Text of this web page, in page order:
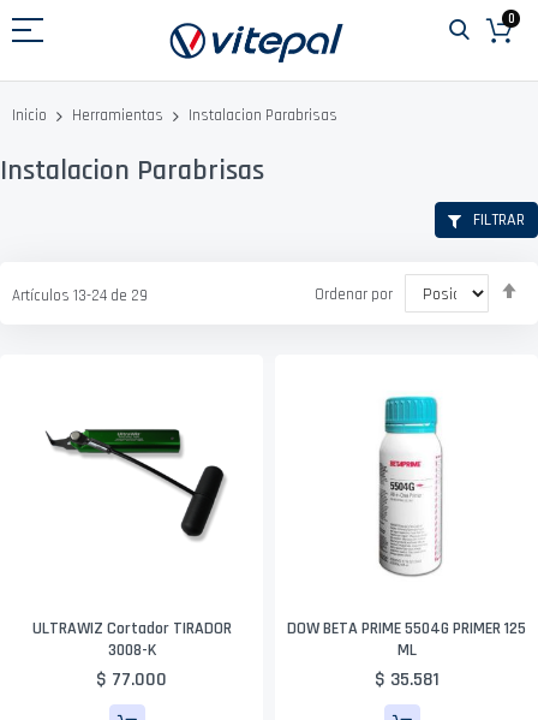
al
0
Inicio Herramientas Instalacion Parabrisas
Instalacion Parabrisas
Artículos 13-24 de 29 Ordenar por
ULTRAWIZ Cortador TIRADOR
3008-K
$ 77.000
DOW BETA PRIME 5504G PRIMER 125
ML
$ 35.581
FILTRAR